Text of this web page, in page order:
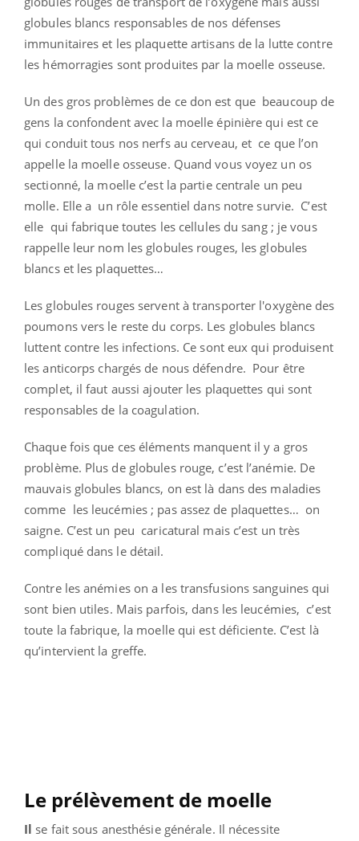
globules blancs responsables de nos défenses
immunitaires et les plaquette artisans de la lutte contre
les hémorragies sont produites par la moelle osseuse.
Un des gros problèmes de ce don est que beaucoup de
gens la confondent avec la moelle épinière qui est ce
qui conduit tous nos nerfs au cerveau, et ce que l’on
appelle la moelle osseuse. Quand vous voyez un os
sectionné, la moelle c’est la partie centrale un peu
molle. Elle a un rôle essentiel dans notre survie. C’est
elle qui fabrique toutes les cellules du sang ; je vous
rappelle leur nom les globules rouges, les globules
blancs et les plaquettes…
Les globules rouges servent à transporter l'oxygène des
poumons vers le reste du corps. Les globules blancs
luttent contre les infections. Ce sont eux qui produisent
les anticorps chargés de nous défendre. Pour être
complet, il faut aussi ajouter les plaquettes qui sont
responsables de la coagulation.
Chaque fois que ces éléments manquent il y a gros
problème. Plus de globules rouge, c’est l’anémie. De
mauvais globules blancs, on est là dans des maladies
comme les leucémies ; pas assez de plaquettes… on
saigne. C’est un peu caricatural mais c’est un très
compliqué dans le détail.
Contre les anémies on a les transfusions sanguines qui
sont bien utiles. Mais parfois, dans les leucémies, c’est
toute la fabrique, la moelle qui est déficiente. C’est là
qu’intervient la greffe.
Le prélèvement de moelle
Ilse fait sous anesthésie générale. Il nécessite